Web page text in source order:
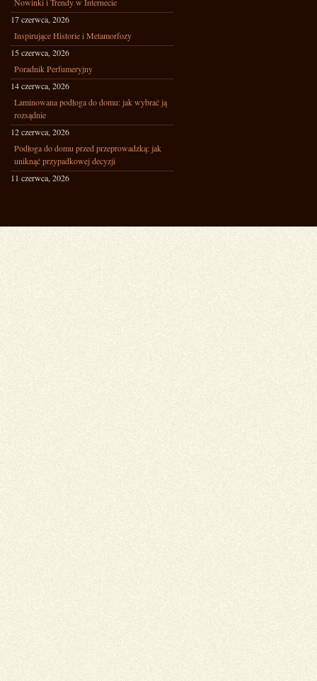
17 czerwca, 2026
Inspirujące Historie i Metamorfozy
15 czerwca, 2026
Poradnik Perfumeryjny
14 czerwca, 2026
Laminowana podłoga do domu: jak wybrać ją
rozsądnie
12 czerwca, 2026
Podłoga do domu przed przeprowadzką: jak
uniknąć przypadkowej decyzji
11 czerwca, 2026